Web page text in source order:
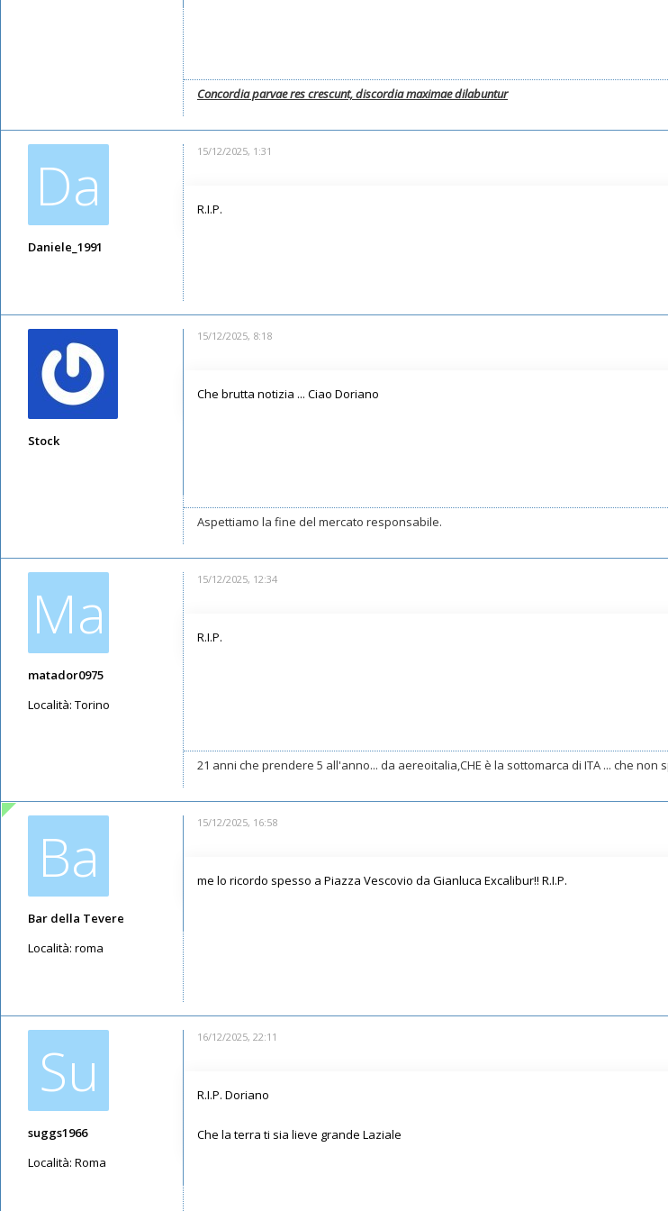
Concordia parvae res crescunt, discordia maximae dilabuntur
Da
Daniele_1991
15/12/2025, 1:31
R.I.P.
Stock
15/12/2025, 8:18
Che brutta notizia ... Ciao Doriano
Aspettiamo la fine del mercato responsabile.
Ma
matador0975
Località: Torino
15/12/2025, 12:34
R.I.P.
21 anni che prendere 5 all'anno... da aereoitalia,CHE è la sottomarca di ITA ... che
Ba
Bar della Tevere
Località: roma
15/12/2025, 16:58
me lo ricordo spesso a Piazza Vescovio da Gianluca Excalibur!! R.I.P.
Su
suggs1966
Località: Roma
16/12/2025, 22:11
R.I.P. Doriano
Che la terra ti sia lieve grande Laziale